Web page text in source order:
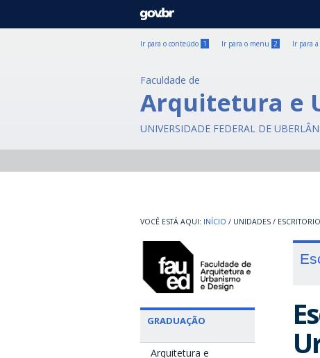
GOVBR
Ir para o conteúdo 1 Ir para o menu 2 Ir para a
Faculdade de
Arquitetura e
UNIVERSIDADE FEDERAL DE
INÍCIO / UNIDADES /
GRADUAÇÃO
Arquitetura e